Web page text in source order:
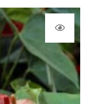
90,00 €
à
288,00 €